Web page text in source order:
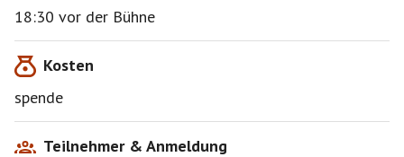
18:30 vor der Bühne
Kosten
spende
Teilnehmer & Anmeldung